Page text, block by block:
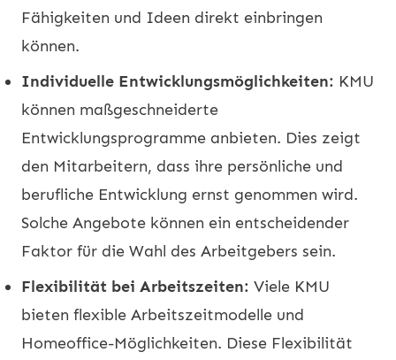
Fähigkeiten und Ideen direkt einbringen
können.
Individuelle Entwicklungsmöglichkeiten: KMU
können maßgeschneiderte
Entwicklungsprogramme anbieten. Dies zeigt
den Mitarbeitern, dass ihre persönliche und
berufliche Entwicklung ernst genommen wird.
Solche Angebote können ein entscheidender
Faktor für die Wahl des Arbeitgebers sein.
Flexibilität bei Arbeitszeiten: Viele KMU
bieten flexible Arbeitszeitmodelle und
Homeoffice-Möglichkeiten. Diese Flexibilität